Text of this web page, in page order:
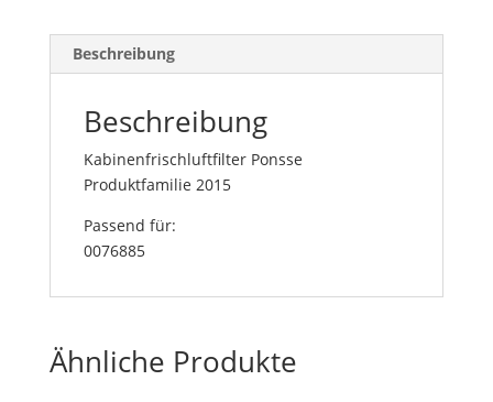
Beschreibung
Beschreibung
Kabinenfrischluftfilter Ponsse
Produktfamilie 2015
Passend für:
0076885
Ähnliche Produkte